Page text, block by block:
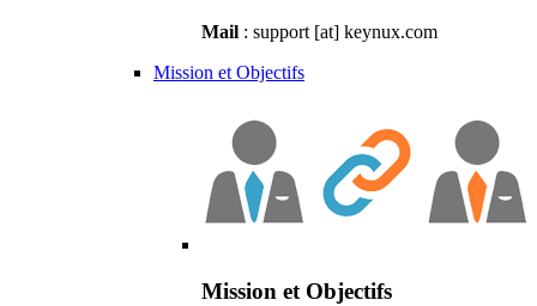
Mail : support [at] keynux.com
Mission et Objectifs
Mission et Objectifs